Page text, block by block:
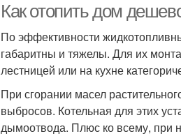
Как отопить дом
По эффективности
габаритны и тяжелы. Для их
лестницей или на кухне
При сгорании масел
выбросов. Котельная для этих
дымоотвода. Плюс ко всему, при